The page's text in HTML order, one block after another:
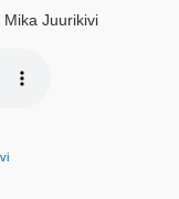
Juurikivi